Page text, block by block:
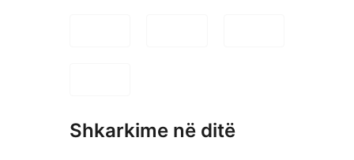
Shkarkime në ditë